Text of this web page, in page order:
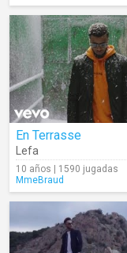
En Terrasse
Lefa
10 años | 1590 jugadas
MmeBraud